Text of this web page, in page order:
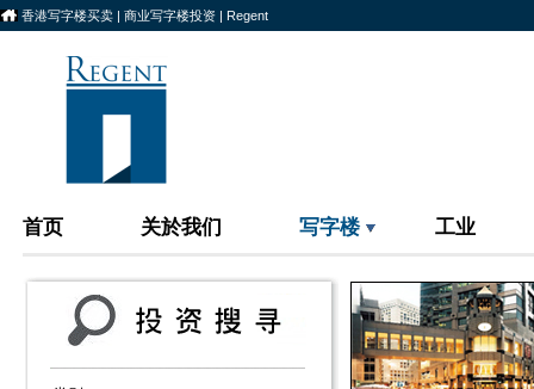
香港写字楼买卖 | 商业写字楼投资 | Regent
首页 关於我们 写字楼 工业